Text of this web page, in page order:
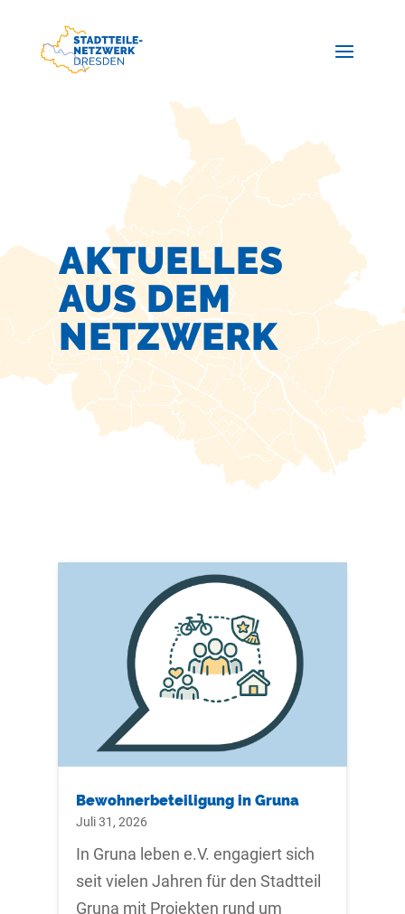
AKTUELLES
AUS DEM
NETZWERK
Bewohnerbeteiligung in Gruna
Juli 31, 2026
In Gruna leben e.V. engagiert sich
seit vielen Jahren für den Stadtteil
Gruna mit Projekten rund um